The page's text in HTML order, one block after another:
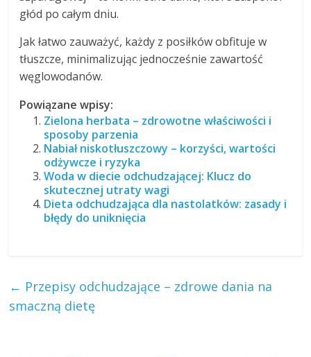
głód po całym dniu.
Jak łatwo zauważyć, każdy z posiłków obfituje w
tłuszcze, minimalizując jednocześnie zawartość
węglowodanów.
Powiązane wpisy:
Zielona herbata – zdrowotne właściwości i
sposoby parzenia
Nabiał niskotłuszczowy – korzyści, wartości
odżywcze i ryzyka
Woda w diecie odchudzającej: Klucz do
skutecznej utraty wagi
Dieta odchudzająca dla nastolatków: zasady i
błędy do uniknięcia
← Przepisy odchudzające – zdrowe dania na
smaczną dietę